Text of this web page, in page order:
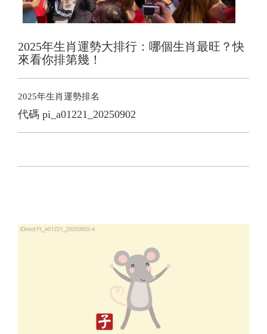
2025年生肖運勢大排行：哪個生肖最旺？快
來看你排第幾！
2025年生肖運勢排名
代碼 pi_a01221_20250902